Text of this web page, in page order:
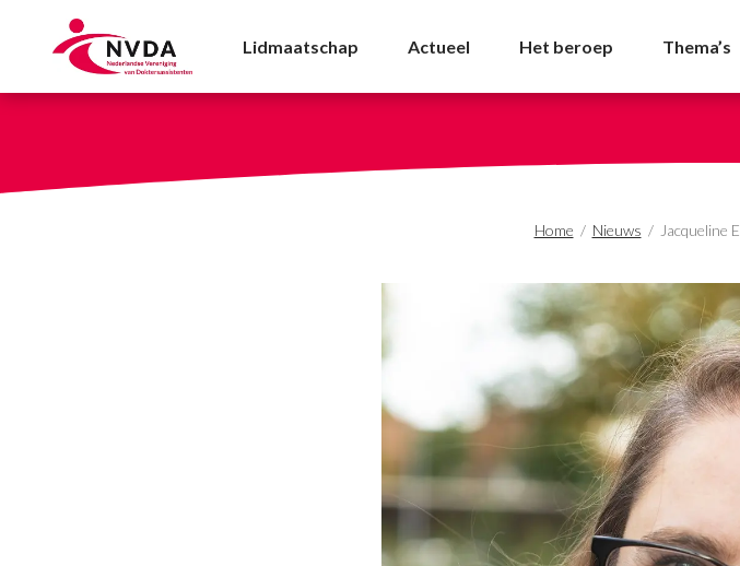
Jacqueline Emans nieuwe
Lidmaatschap Actueel Het beroep Thema’s
Home / Nieuws / Jacqueline